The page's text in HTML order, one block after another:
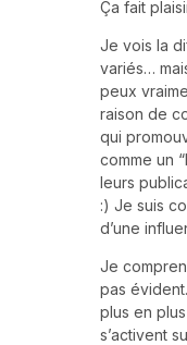
Ça fait
Je vois la
variés…
peux
raison de
qui
comme un
leurs
:) Je suis
d’une
Je
pas
plus en
s’activent